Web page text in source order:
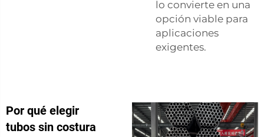
lo convierte en una
opción viable para
aplicaciones
exigentes.
Por qué elegir
tubos sin costura